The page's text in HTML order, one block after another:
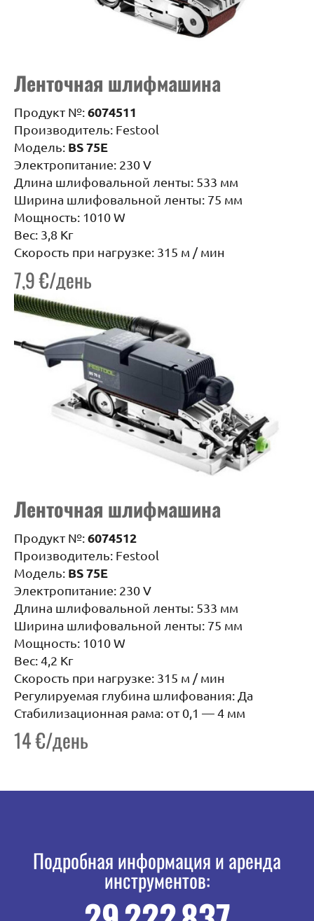
Ленточная шлифмашина
Продукт №:6074511
Производитель: Festool
Модель: BS 75Е
Электропитание: 230 V
Длина шлифовальной ленты: 533 мм
Ширина шлифовальной ленты: 75 мм
Мощность: 1010 W
Вес: 3,8 Кг
Скорость при нагрузке: 315 м / мин
7,9 €/день
Ленточная шлифмашина
Продукт №:6074512
Производитель: Festool
Модель: BS 75Е
Электропитание: 230 V
Длина шлифовальной ленты: 533 мм
Ширина шлифовальной ленты: 75 мм
Мощность: 1010 W
Вес: 4,2 Кг
Скорость при нагрузке: 315 м / мин
Регулируемая глубина шлифования: Да
Стабилизационная рама: от 0,1 — 4 мм
14 €/день
Подробная информация и аренда
инструментов: